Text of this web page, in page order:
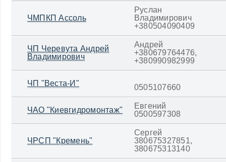
ЧМПКП Ассоль
Руслан
Владимирович
+380504090409
ЧП Черевута Андрей
Владимирович
Андрей
+380679764476,
+380990982999
ЧП "Веста-И" 0505107660
ЧАО "Киевгидромонтаж"
Евгений
0500597308
ЧРСП "Кремень"
Сергей
380675327851,
380675313140